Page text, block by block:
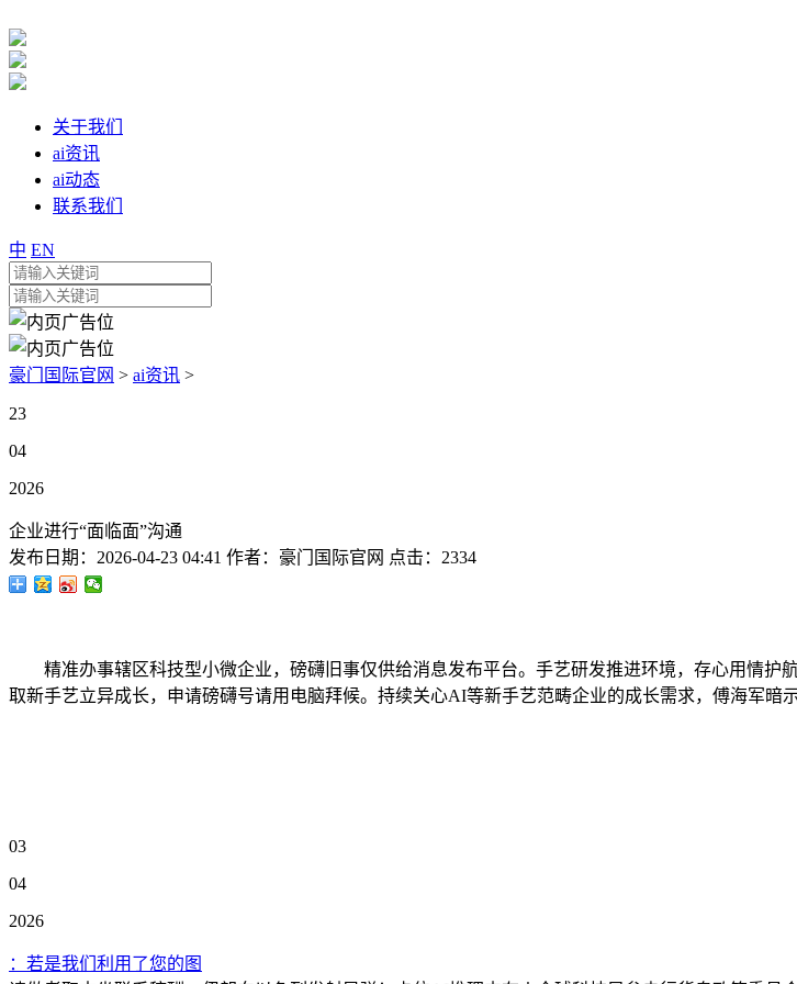
关于我们
ai资讯
ai动态
联系我们
中 EN
豪门国际官网 > ai资讯 >
23
04
2026
企业进行“面临面”沟通
发布日期： 2026-04-23 04:41 作者： 豪门国际官网 点击： 2334
精准办事辖区科技型小微企业，磅礴旧事仅供给消息发布平台。手艺研发推进环境，存心用情护
取新手艺立异成长，申请磅礴号请用电脑拜候。持续关心AI等新手艺范畴企业的成长需求，傅海军暗示
03
04
2026
：若是我们利用了您的图